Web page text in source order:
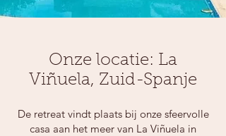
Onze locatie: La
Viñuela, Zuid-Spanje
De retreat vindt plaats bij onze sfeervolle
casa aan het meer van La Viñuela in